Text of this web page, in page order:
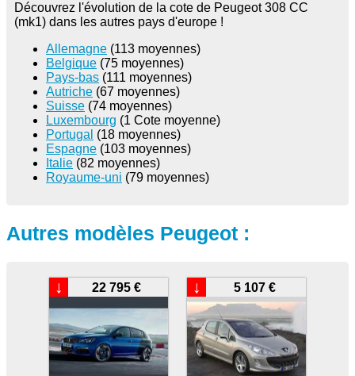
Découvrez l'évolution de la cote de Peugeot 308 CC
(mk1) dans les autres pays d'europe !
Allemagne (113 moyennes)
Belgique (75 moyennes)
Pays-bas (111 moyennes)
Autriche (67 moyennes)
Suisse (74 moyennes)
Luxembourg (1 Cote moyenne)
Portugal (18 moyennes)
Espagne (103 moyennes)
Italie (82 moyennes)
Royaume-uni (79 moyennes)
Autres modèles Peugeot :
22 795 €
↓ 5 107 €
↓